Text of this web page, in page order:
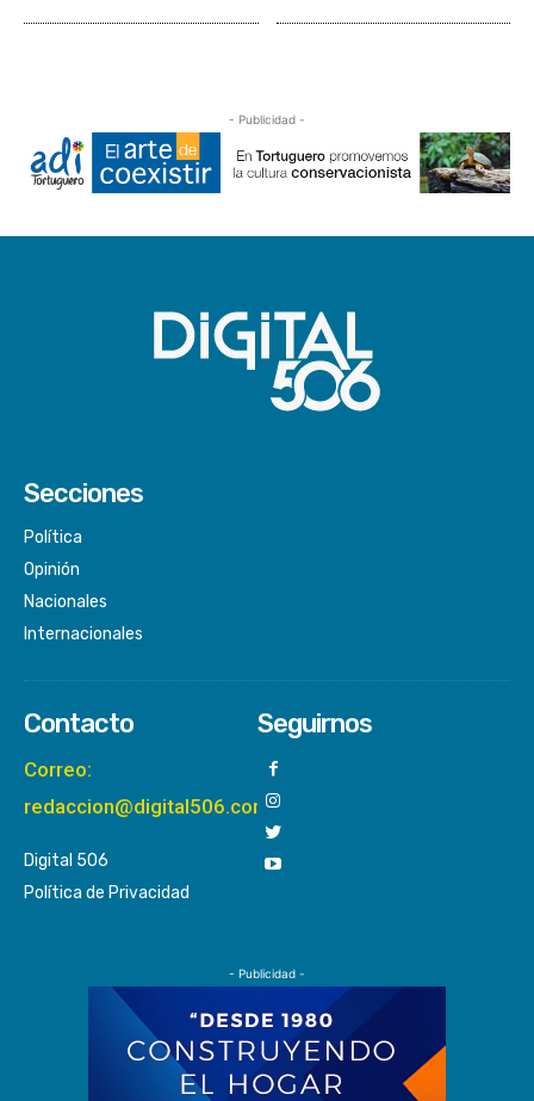
- Publicidad -
Secciones
Política
Opinión
Nacionales
Internacionales
Contacto
Correo:
redaccion@digital506.com
Digital 506
Política de Privacidad
Seguirnos
- Publicidad -